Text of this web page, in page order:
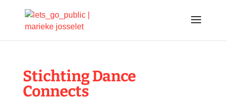
Stichting Dance
Connects